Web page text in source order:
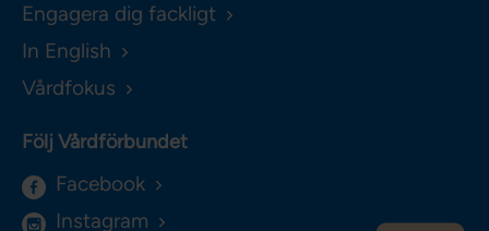
Engagera dig fackligt
In English
Vårdfokus
Följ Vårdförbundet
Facebook
Instagram